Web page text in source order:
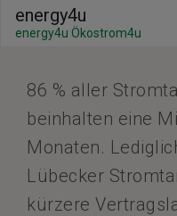
energy4u
energy4u Ökostrom4u
86 % aller
beinhalten eine
Monaten.
Lübecker
kürzere